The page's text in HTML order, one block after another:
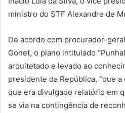
ministro do STF Alexandre de
De acordo com procurador-
Gonet, o plano intitulado
arquitetado e levado ao
presidente da República, “que
que era divulgado relatório em
se via na contingência de